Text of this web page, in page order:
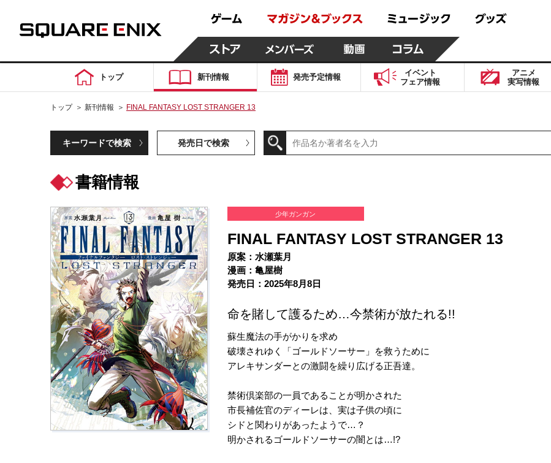
トップ 新刊情報 発売予定情報
イベント
フェア情報
アニメ
実写情報
トップ ＞ 新刊情報 ＞ FINAL FANTASY LOST STRANGER 13
キーワードで検索 発売日で検索
書籍情報
少年ガンガン
FINAL FANTASY LOST STRANGER 13
原案：水瀬葉月
漫画：亀屋樹
発売日：2025年8月8日
命を賭して護るため…今禁術が放たれる!!
蘇生魔法の手がかりを求め
破壊されゆく「ゴールドソーサー」を救うために
アレキサンダーとの激闘を繰り広げる正吾達。
禁術倶楽部の一員であることが明かされた
市長補佐官のディーレは、実は子供の頃に
シドと関わりがあったようで…？
明かされるゴールドソーサーの闇とは…!?